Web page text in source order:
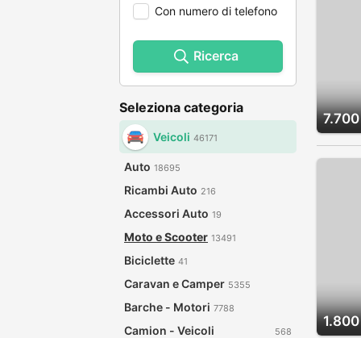
Con numero di telefono
Ricerca
Seleziona categoria
Veicoli 46171
Auto 18695
Ricambi Auto 216
Accessori Auto 19
Moto e Scooter 13491
Biciclette 41
Caravan e Camper 5355
Barche - Motori 7788
Camion - Veicoli
568